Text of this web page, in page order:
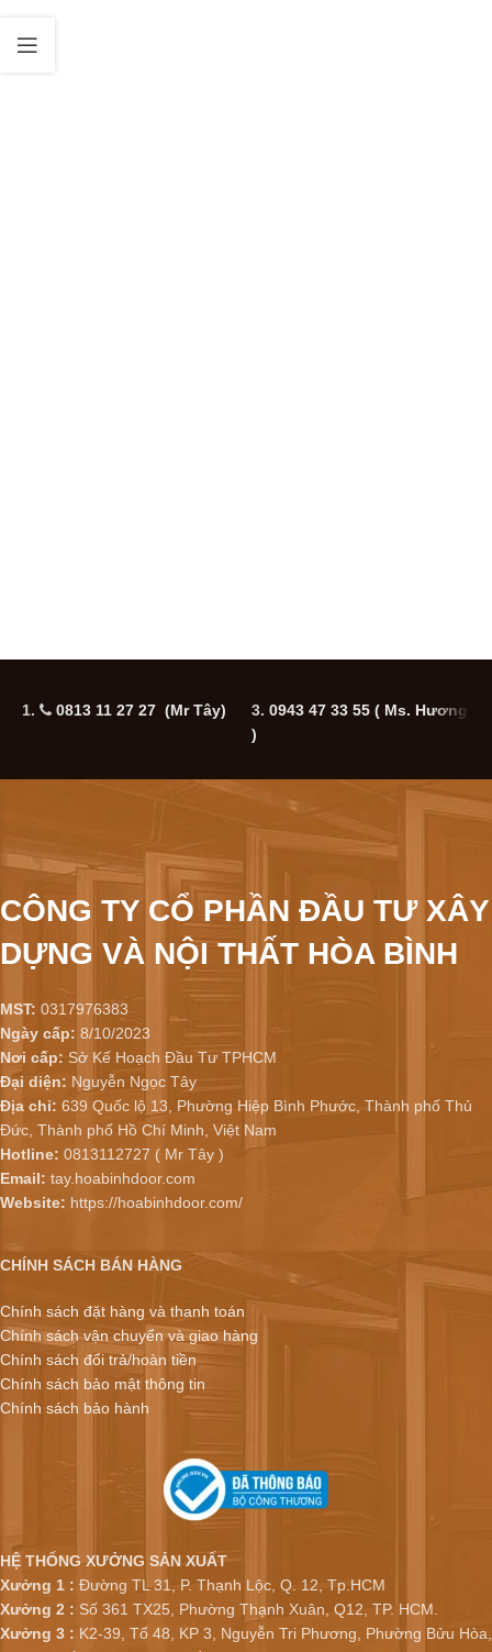
1. 0813 11 27 27 (Mr Tây) 3. 0943 47 33 55 ( Ms. Hương
)
CÔNG TY CỔ PHẦN ĐẦU TƯ XÂY
DỰNG VÀ NỘI THẤT HÒA BÌNH
MST: 0317976383
Ngày cấp: 8/10/2023
Nơi cấp: Sở Kế Hoạch Đầu Tư TPHCM
Đại diện: Nguyễn Ngọc Tây
Địa chỉ: 639 Quốc lộ 13, Phường Hiệp Bình Phước, Thành phố Thủ
Đức, Thành phố Hồ Chí Minh, Việt Nam
Hotline: 0813112727 ( Mr Tây )
Email: tay.hoabinhdoor.com
Website: https://hoabinhdoor.com/
CHÍNH SÁCH BÁN HÀNG
Chính sách đặt hàng và thanh toán
Chính sách vận chuyển và giao hàng
Chính sách đổi trả/hoàn tiền
Chính sách bảo mật thông tin
Chính sách bảo hành
HỆ THỐNG XƯỞNG SẢN XUẤT
Xưởng 1 : Đường TL 31, P. Thạnh Lộc, Q. 12, Tp.HCM
Xưởng 2 : Số 361 TX25, Phường Thạnh Xuân, Q12, TP. HCM.
Xưởng 3 : K2-39, Tổ 48, KP 3, Nguyễn Tri Phương, Phường Bửu Hòa,